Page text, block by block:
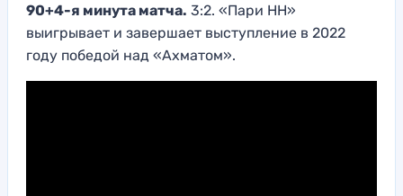
90+4-я минута матча. 3:2. «Пари НН»
выигрывает и завершает выступление в 2022
году победой над «Ахматом».